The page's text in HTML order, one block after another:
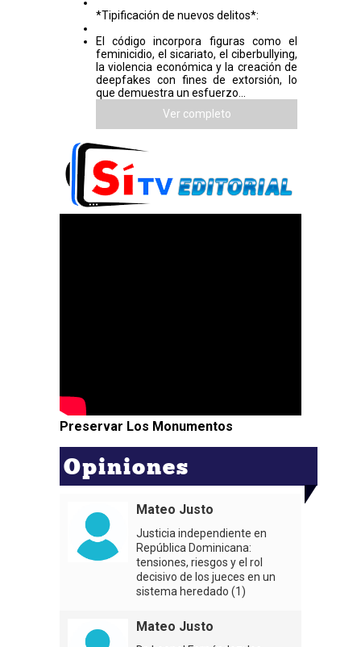
*Tipificación de nuevos delitos*:
El código incorpora figuras como el
feminicidio, el sicariato, el ciberbullying,
la violencia económica y la creación de
deepfakes con fines de extorsión, lo
que demuestra un esfuerzo...
Ver completo
Preservar Los Monumentos
Opiniones
Mateo Justo
Justicia independiente en
República Dominicana:
tensiones, riesgos y el rol
decisivo de los jueces en un
sistema heredado (1)
Mateo Justo